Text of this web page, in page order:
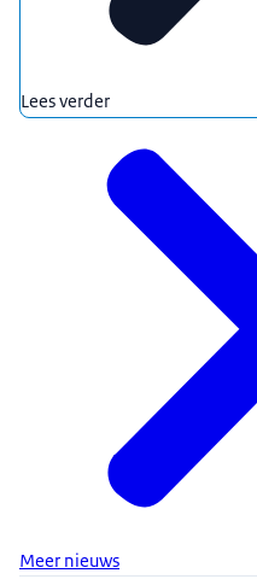
Lees verder
Meer nieuws